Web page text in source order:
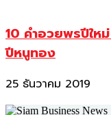
10 คำอวยพรปีใ
ปีหนูทอง
25 ธันวาคม 2019